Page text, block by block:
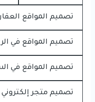
تصميم المواقع
تصميم المواقع في
تصميم المواقع في
تصميم متجر إلكتروني